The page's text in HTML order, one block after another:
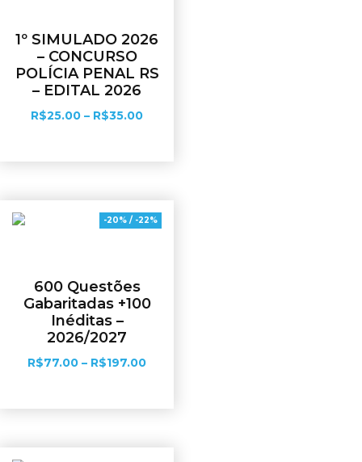
1º SIMULADO 2026
– CONCURSO
POLÍCIA PENAL RS
– EDITAL 2026
R$25.00 – R$35.00
-20% / -22%
600 Questões
Gabaritadas +100
Inéditas –
2026/2027
R$77.00 – R$197.00